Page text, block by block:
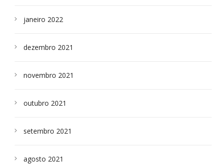
janeiro 2022
dezembro 2021
novembro 2021
outubro 2021
setembro 2021
agosto 2021